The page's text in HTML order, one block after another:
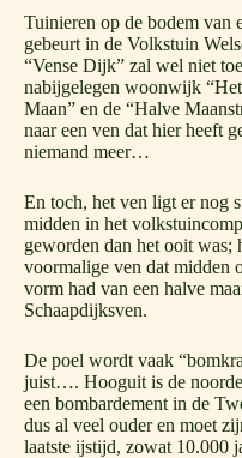
Tuinieren op de bodem van
gebeurt in de Volkstuin
“Vense Dijk” zal wel niet
nabijgelegen woonwijk
Maan” en de “Halve
naar een ven dat hier heeft
niemand meer…
En toch, het ven ligt er nog
midden in het
geworden dan het ooit was;
voormalige ven dat midden
vorm had van een halve
Schaapdijksven.
De poel wordt vaak
juist…. Hooguit is de
een bombardement in de
dus al veel ouder en moet
laatste ijstijd, zowat 10.000